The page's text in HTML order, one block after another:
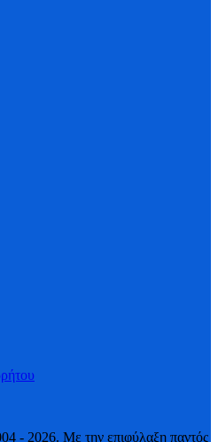
- 2026. Με την επιφύλαξη παντός